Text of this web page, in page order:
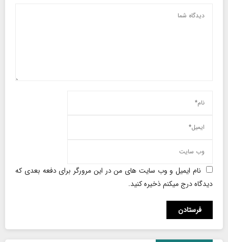
نام ایمیل و وب سایت های من در این مرورگر برای دفعه بعدی که
دیدگاه درج میکنم ذخیره کنید.